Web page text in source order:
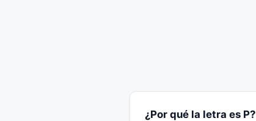
¿Por qué la letra es P?